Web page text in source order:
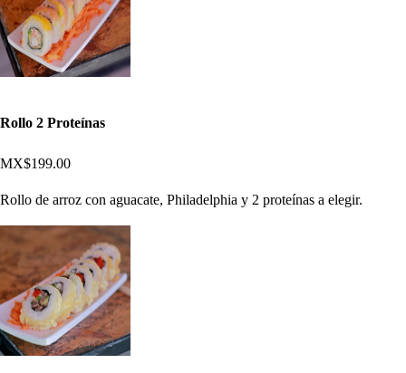
Rollo 2 Proteínas
MX$199.00
Rollo de arroz con aguacate, Philadelphia y 2 proteínas a elegir.